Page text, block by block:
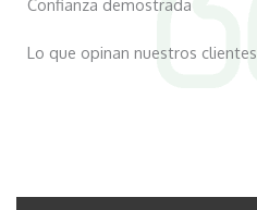
Confianza demostrada
Lo que opinan nuestros clientes